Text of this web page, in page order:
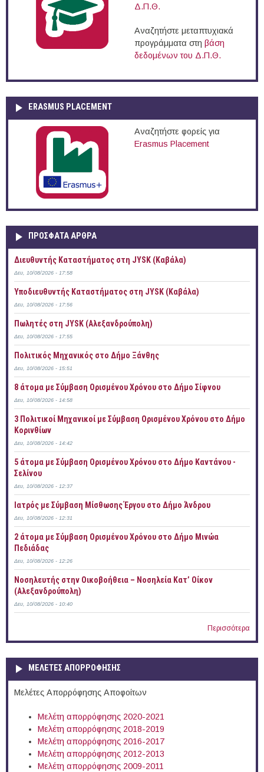
Δ.Π.Θ.
Αναζητήστε μεταπτυχιακά
προγράμματα στη βάση
δεδομένων του Δ.Π.Θ.
ERASMUS PLACEMENT
Αναζητήστε φορείς για
Erasmus Placement
ΠΡOΣΦΑΤΑ AΡΘΡΑ
Διευθυντής Καταστήματος στη JYSK (Καβάλα)
Δευ, 10/08/2026 - 17:58
Υποδιευθυντής Καταστήματος στη JYSK (Καβάλα)
Δευ, 10/08/2026 - 17:56
Πωλητές στη JYSK (Αλεξανδρούπολη)
Δευ, 10/08/2026 - 17:55
Πολιτικός Μηχανικός στο Δήμο Ξάνθης
Δευ, 10/08/2026 - 15:51
8 άτομα με Σύμβαση Ορισμένου Χρόνου στο Δήμο Σίφνου
Δευ, 10/08/2026 - 14:58
3 Πολιτικοί Μηχανικοί με Σύμβαση Ορισμένου Χρόνου στο Δήμο
Κορινθίων
Δευ, 10/08/2026 - 14:42
5 άτομα με Σύμβαση Ορισμένου Χρόνου στο Δήμο Καντάνου -
Σελίνου
Δευ, 10/08/2026 - 12:37
Ιατρός με Σύμβαση Μίσθωσης Έργου στο Δήμο Άνδρου
Δευ, 10/08/2026 - 12:31
2 άτομα με Σύμβαση Ορισμένου Χρόνου στο Δήμο Μινώα
Πεδιάδας
Δευ, 10/08/2026 - 12:26
Νοσηλευτής στην Οικοβοήθεια – Νοσηλεία Κατ’ Οίκον
(Αλεξανδρούπολη)
Δευ, 10/08/2026 - 10:40
Περισσότερα
ΜΕΛΕΤΕΣ ΑΠΟΡΡΟΦΗΣΗΣ
Μελέτες Απορρόφησης Αποφοίτων
Μελέτη απορρόφησης 2020-2021
Μελέτη απορρόφησης 2018-2019
Μελέτη απορρόφησης 2016-2017
Μελέτη απορρόφησης 2012-2013
Μελέτη απορρόφησης 2009-2011